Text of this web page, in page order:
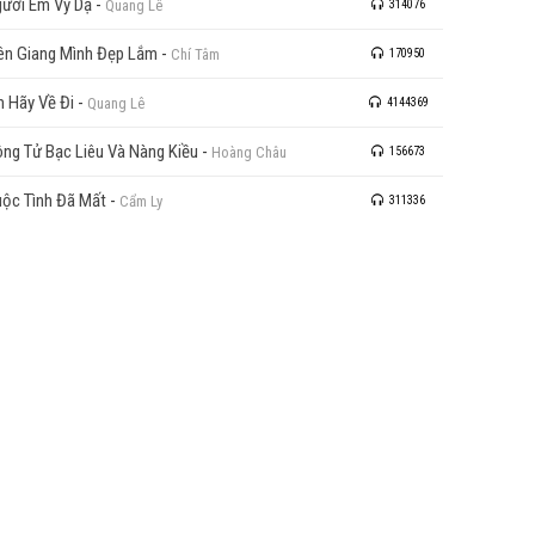
Em Vỹ Dạ - Quang Lê 314076
Giang Mình Đẹp Lắm - Chí Tâm 170950
Hãy Về Đi - Quang Lê 4144369
Tử Bạc Liêu Và Nàng Kiều - Hoàng Châu 156673
Tình Đã Mất - Cẩm Ly 311336